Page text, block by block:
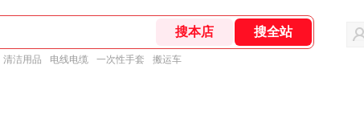
清洁用品 电线电缆 一次性手套 搬运车